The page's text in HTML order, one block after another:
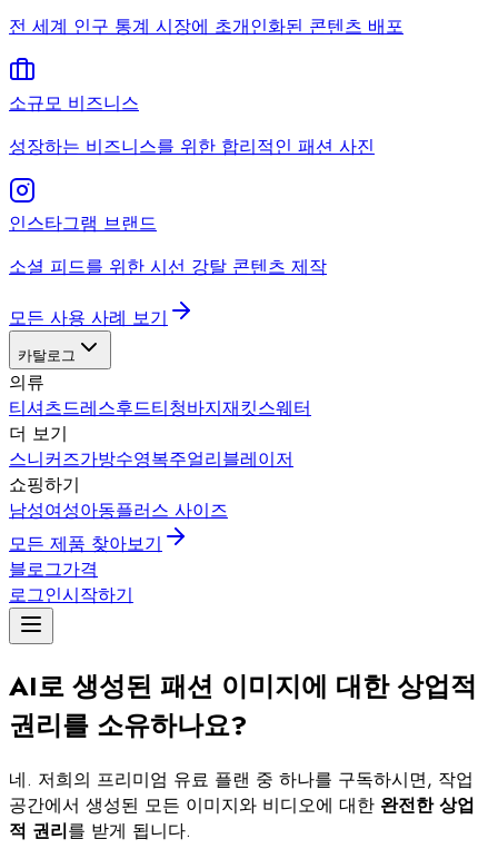
전 세계 인구 통계 시장에 초개인화된 콘텐츠 배포
소규모 비즈니스
성장하는 비즈니스를 위한 합리적인 패션 사진
인스타그램 브랜드
소셜 피드를 위한 시선 강탈 콘텐츠 제작
모든 사용 사례 보기
카탈로그
의류
티셔츠드레스후드티청바지재킷스웨터
더 보기
스니커즈가방수영복주얼리블레이저
쇼핑하기
남성여성아동플러스 사이즈
모든 제품 찾아보기
블로그가격
로그인시작하기
AI로 생성된 패션 이미지에 대한 상업적
권리를 소유하나요?
네. 저희의 프리미엄 유료 플랜 중 하나를 구독하시면, 작업
공간에서 생성된 모든 이미지와 비디오에 대한 완전한 상업
적 권리를 받게 됩니다.